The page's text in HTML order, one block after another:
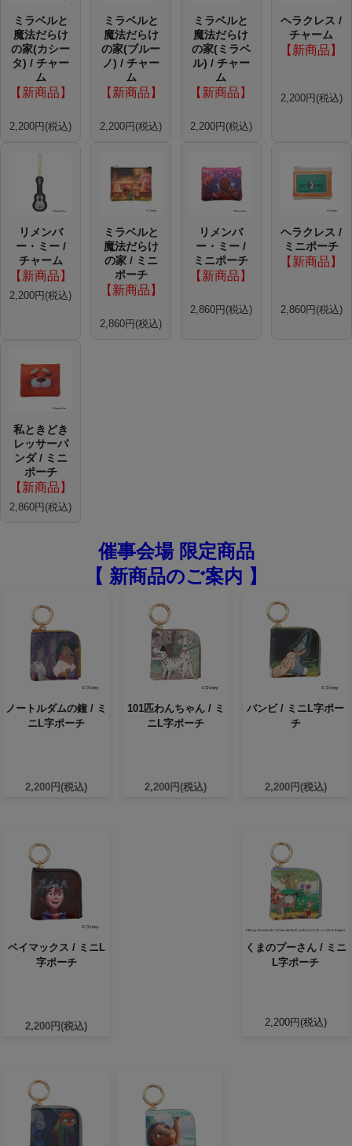
ミラベルと
魔法だらけ
の家(カシー
タ) / チャー
ム
【新商品】
2,200円(税込)
ミラベルと
魔法だらけ
の家(ブルー
ノ) / チャー
ム
【新商品】
2,200円(税込)
ミラベルと
魔法だらけ
の家(ミラベ
ル) / チャー
ム
【新商品】
2,200円(税込)
ヘラクレス /
チャーム
【新商品】
2,200円(税込)
リメンバ
ー・ミー /
チャーム
【新商品】
2,200円(税込)
ミラベルと
魔法だらけ
の家 / ミニ
ポーチ
【新商品】
2,860円(税込)
リメンバ
ー・ミー /
ミニポーチ
【新商品】
2,860円(税込)
ヘラクレス /
ミニポーチ
【新商品】
2,860円(税込)
私ときどき
レッサーパ
ンダ / ミニ
ポーチ
【新商品】
2,860円(税込)
催事会場 限定商品
【 新商品のご案内 】
ノートルダムの鐘 / ミ
ニL字ポーチ
2,200円(税込)
101匹わんちゃん / ミ
ニL字ポーチ
2,200円(税込)
バンビ / ミニL字ポー
チ
2,200円(税込)
ベイマックス / ミニL
字ポーチ
2,200円(税込)
くまのプーさん / ミニ
L字ポーチ
2,200円(税込)